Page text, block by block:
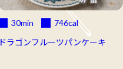
30min 746cal
ドラゴンフルーツパンケーキ